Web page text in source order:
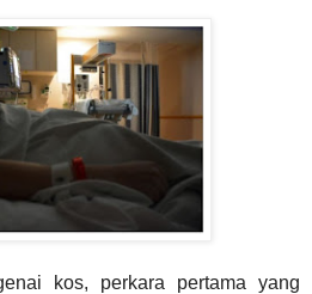
kos, perkara pertama yang